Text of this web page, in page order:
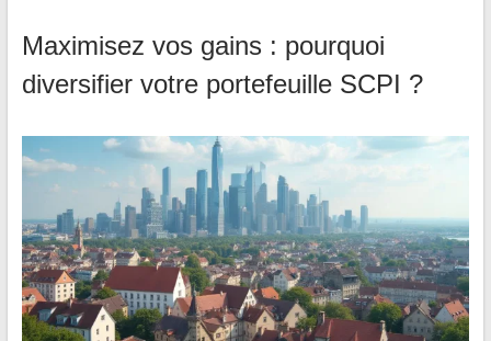
Maximisez vos gains : pourquoi
diversifier votre portefeuille SCPI ?